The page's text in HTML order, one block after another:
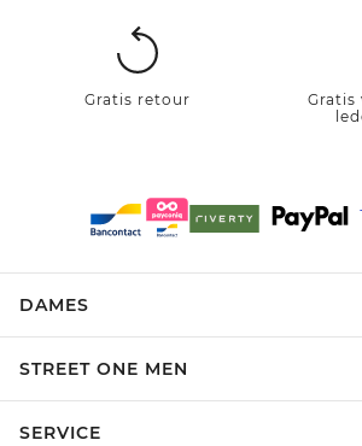
Gratis retour
Gratis
DAMES
STREET ONE MEN
SERVICE